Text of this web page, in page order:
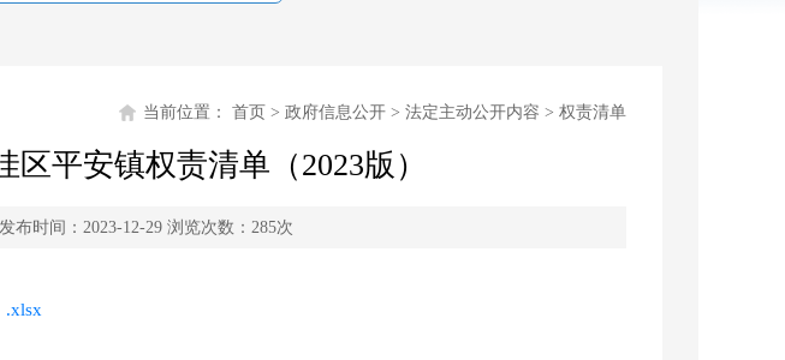
当前位置： 首页 > 政府信息公开 > 法定主动公开内容 > 权责清单
区平安镇权责清单（2023版）
发布时间：2023-12-29 浏览次数： 285次
.xlsx